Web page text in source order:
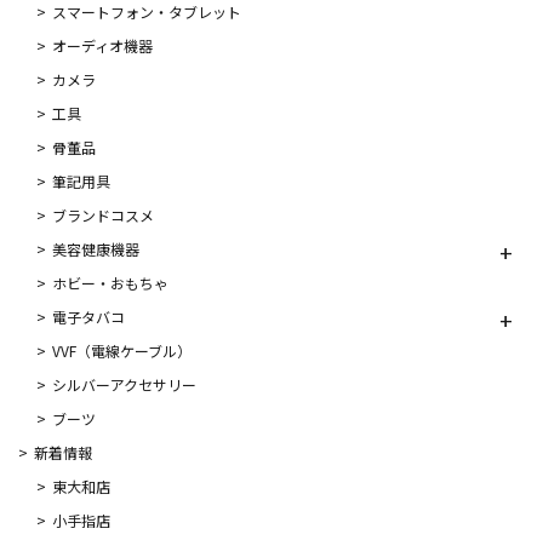
スマートフォン・タブレット
オーディオ機器
カメラ
工具
骨董品
筆記用具
ブランドコスメ
美容健康機器
ホビー・おもちゃ
電子タバコ
VVF（電線ケーブル）
シルバーアクセサリー
ブーツ
新着情報
東大和店
小手指店